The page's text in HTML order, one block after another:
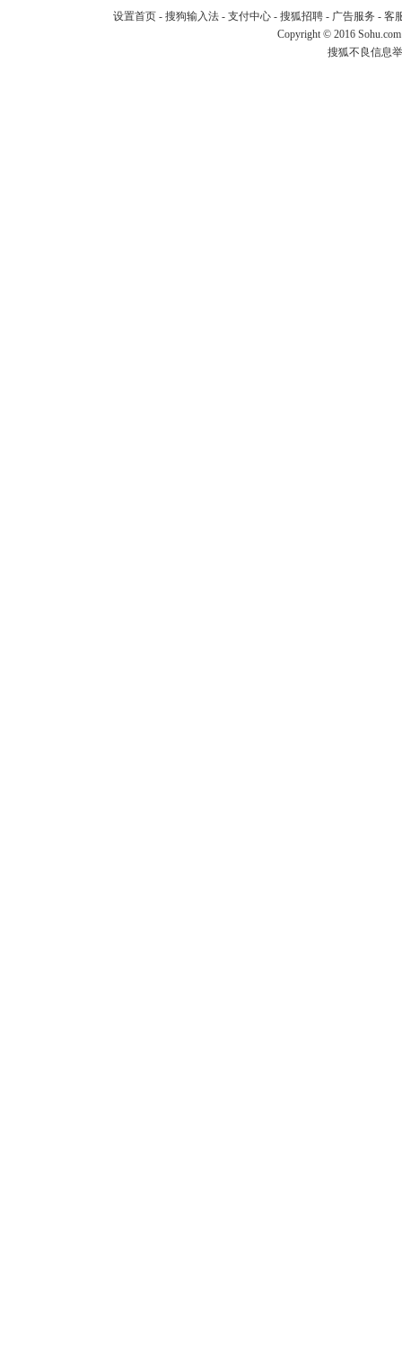
设置首页- 搜狗输入法- 支付中心- 搜狐招聘- 广告服务 - 客
Copyright © 2016
搜狐不良信息